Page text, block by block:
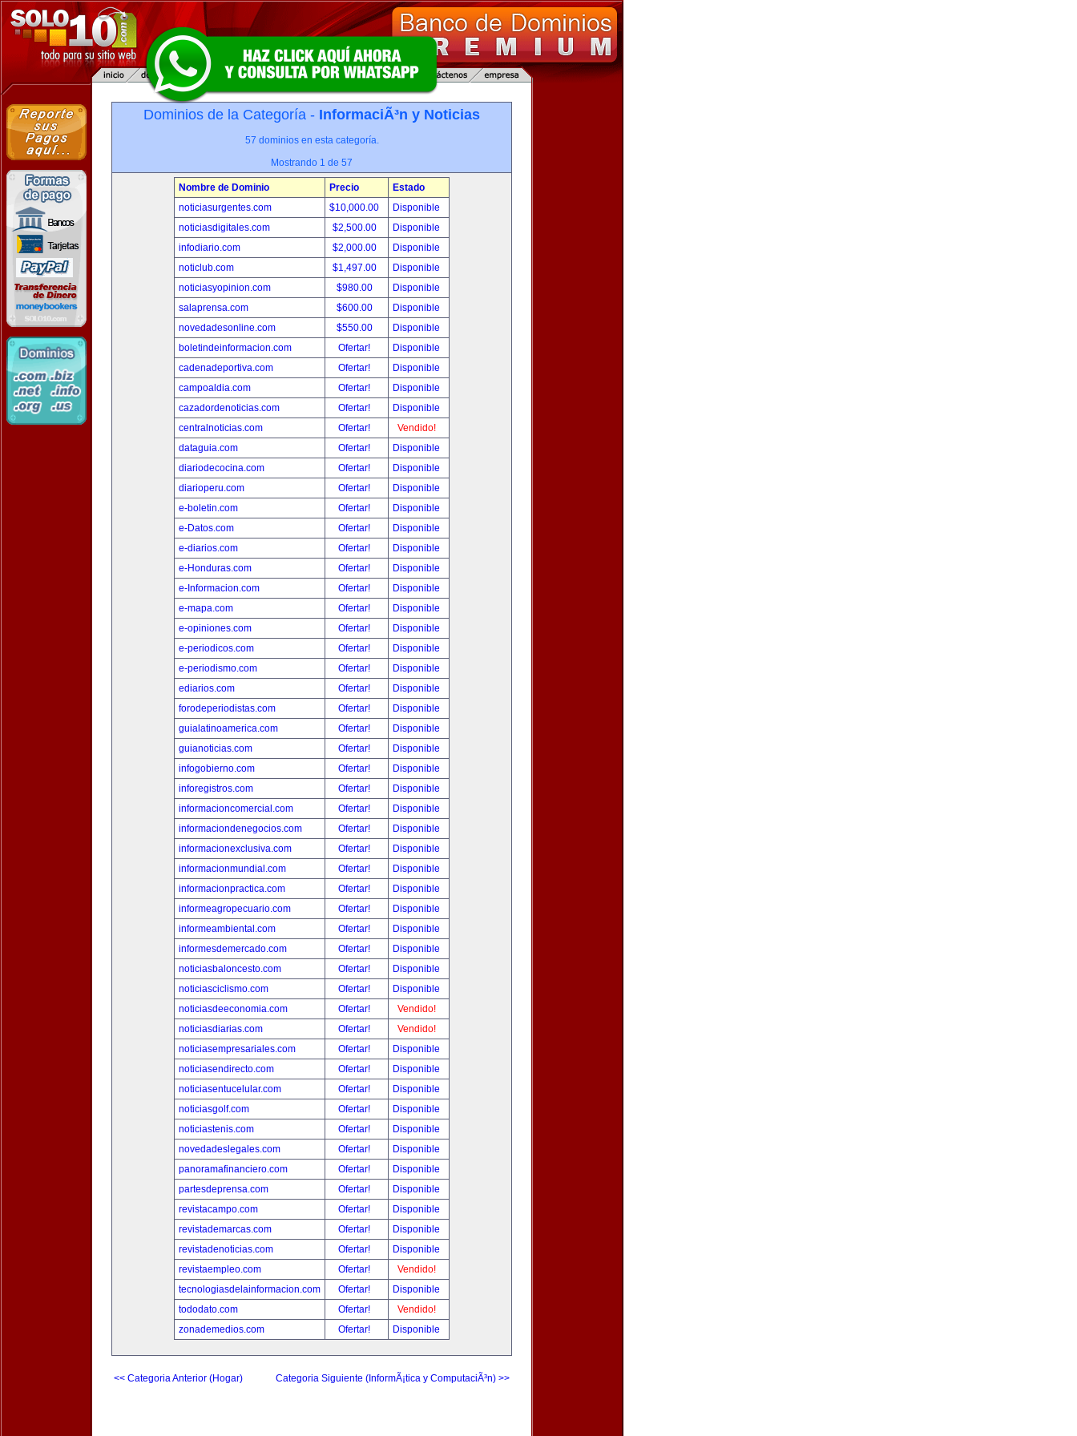
Dominios de la Categoría - InformaciÃ³n y Noticias
57 dominios en esta categoría.
Mostrando 1 de 57
Nombre de Dominio Precio
Estado
noticiasurgentes.com
$10,000.00
Disponible
noticiasdigitales.com
$2,500.00
Disponible
infodiario.com
$2,000.00
Disponible
noticlub.com
$1,497.00
Disponible
noticiasyopinion.com
$980.00
Disponible
salaprensa.com
$600.00
Disponible
novedadesonline.com
$550.00
Disponible
boletindeinformacion.com
Ofertar!
Disponible
cadenadeportiva.com
Ofertar!
Disponible
campoaldia.com
Ofertar!
Disponible
cazadordenoticias.com
Ofertar!
Disponible
centralnoticias.com
Ofertar!
Vendido!
dataguia.com
Ofertar!
Disponible
diariodecocina.com
Ofertar!
Disponible
diarioperu.com
Ofertar!
Disponible
e-boletin.com
Ofertar!
Disponible
e-Datos.com
Ofertar!
Disponible
e-diarios.com
Ofertar!
Disponible
e-Honduras.com
Ofertar!
Disponible
e-Informacion.com
Ofertar!
Disponible
e-mapa.com
Ofertar!
Disponible
e-opiniones.com
Ofertar!
Disponible
e-periodicos.com
Ofertar!
Disponible
e-periodismo.com
Ofertar!
Disponible
ediarios.com
Ofertar!
Disponible
forodeperiodistas.com
Ofertar!
Disponible
guialatinoamerica.com
Ofertar!
Disponible
guianoticias.com
Ofertar!
Disponible
infogobierno.com
Ofertar!
Disponible
inforegistros.com
Ofertar!
Disponible
informacioncomercial.com
Ofertar!
Disponible
informaciondenegocios.com
Ofertar!
Disponible
informacionexclusiva.com
Ofertar!
Disponible
informacionmundial.com
Ofertar!
Disponible
informacionpractica.com
Ofertar!
Disponible
informeagropecuario.com
Ofertar!
Disponible
informeambiental.com
Ofertar!
Disponible
informesdemercado.com
Ofertar!
Disponible
noticiasbaloncesto.com
Ofertar!
Disponible
noticiasciclismo.com
Ofertar!
Disponible
noticiasdeeconomia.com
Ofertar!
Vendido!
noticiasdiarias.com
Ofertar!
Vendido!
noticiasempresariales.com
Ofertar!
Disponible
noticiasendirecto.com
Ofertar!
Disponible
noticiasentucelular.com
Ofertar!
Disponible
noticiasgolf.com
Ofertar!
Disponible
noticiastenis.com
Ofertar!
Disponible
novedadeslegales.com
Ofertar!
Disponible
panoramafinanciero.com
Ofertar!
Disponible
partesdeprensa.com
Ofertar!
Disponible
revistacampo.com
Ofertar!
Disponible
revistademarcas.com
Ofertar!
Disponible
revistadenoticias.com
Ofertar!
Disponible
revistaempleo.com
Ofertar!
Vendido!
tecnologiasdelainformacion.com
Ofertar!
Disponible
tododato.com
Ofertar!
Vendido!
zonademedios.com
Ofertar! Disponible
<< Categoria Anterior (Hogar) Categoria Siguiente (InformÃ¡tica y ComputaciÃ³n) >>